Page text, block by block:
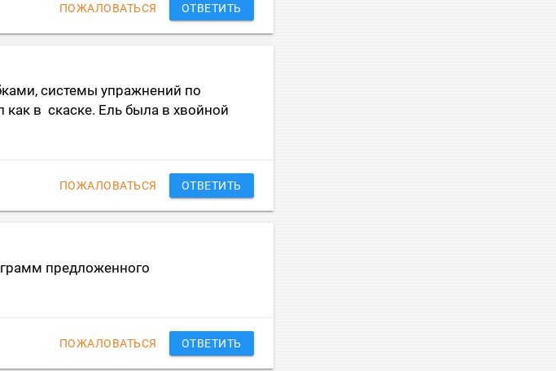
ОТВЕТИТЬ
ПОЖАЛОВАТЬСЯ
системы упражнений по
в скаске. Ель была в хвойной
ОТВЕТИТЬ
ПОЖАЛОВАТЬСЯ
предложенного
ОТВЕТИТЬ
ПОЖАЛОВАТЬСЯ